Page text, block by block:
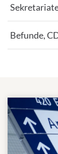
Befunde,